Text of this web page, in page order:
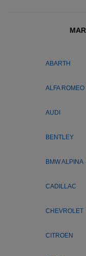
ABARTH
ALFA ROMEO
AUDI
BENTLEY
BMW ALPINA
CADILLAC
CHEVROLET
CITROEN